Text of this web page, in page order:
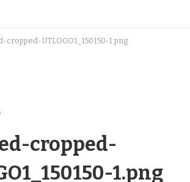
cropped-UTLOGO1_150150-1.png
cropped-
1.png